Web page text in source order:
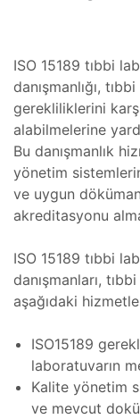
ve
ISO 15189 tıbbi
danışmanlığı,
gerekliliklerini
alabilmelerine
Bu danışmanlık
yönetim
ve uygun
akreditasyonu
ISO 15189 tıbbi
danışmanları,
aşağıdaki
ISO15189
laboratuvarın
Kalite yönetim
ve mevcut